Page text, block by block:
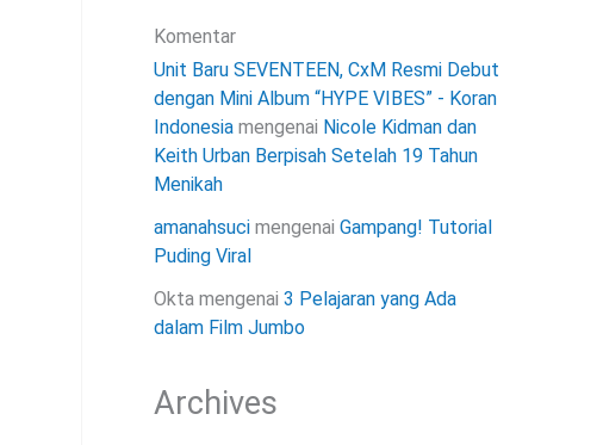
Komentar
Unit Baru SEVENTEEN, CxM Resmi Debut
dengan Mini Album “HYPE VIBES” - Koran
Indonesia mengenai Nicole Kidman dan
Keith Urban Berpisah Setelah 19 Tahun
Menikah
amanahsuci mengenai Gampang! Tutorial
Puding Viral
Okta mengenai 3 Pelajaran yang Ada
dalam Film Jumbo
Archives